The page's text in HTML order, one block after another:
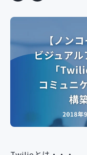
新規開発サービス
イベント・セミナ